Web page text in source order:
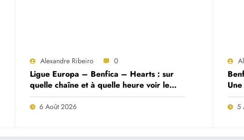
Alexandre Ribeiro 0
Ligue Europa – Benfica – Hearts : sur
quelle chaîne et à quelle heure voir le
match ?
6 Août 2026 5